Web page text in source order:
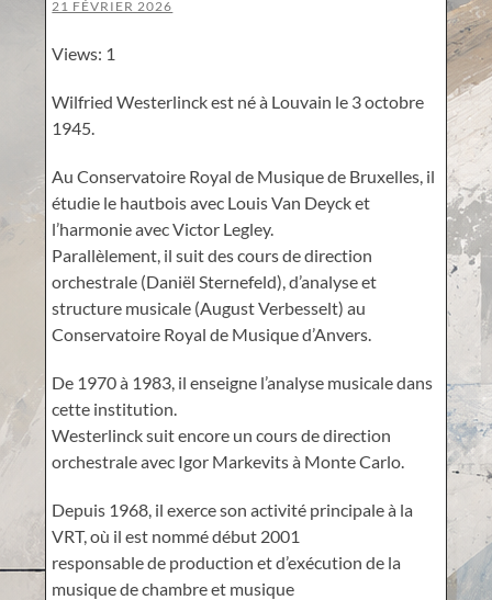
21 FÉVRIER 2026
Views: 1
Wilfried Westerlinck est né à Louvain le 3 octobre
1945.
Au Conservatoire Royal de Musique de Bruxelles, il
étudie le hautbois avec Louis Van Deyck et
l’harmonie avec Victor Legley.
Parallèlement, il suit des cours de direction
orchestrale (Daniël Sternefeld), d’analyse et
structure musicale (August Verbesselt) au
Conservatoire Royal de Musique d’Anvers.
De 1970 à 1983, il enseigne l’analyse musicale dans
cette institution.
Westerlinck suit encore un cours de direction
orchestrale avec Igor Markevits à Monte Carlo.
Depuis 1968, il exerce son activité principale à la
VRT, où il est nommé début 2001
responsable de production et d’exécution de la
musique de chambre et musique